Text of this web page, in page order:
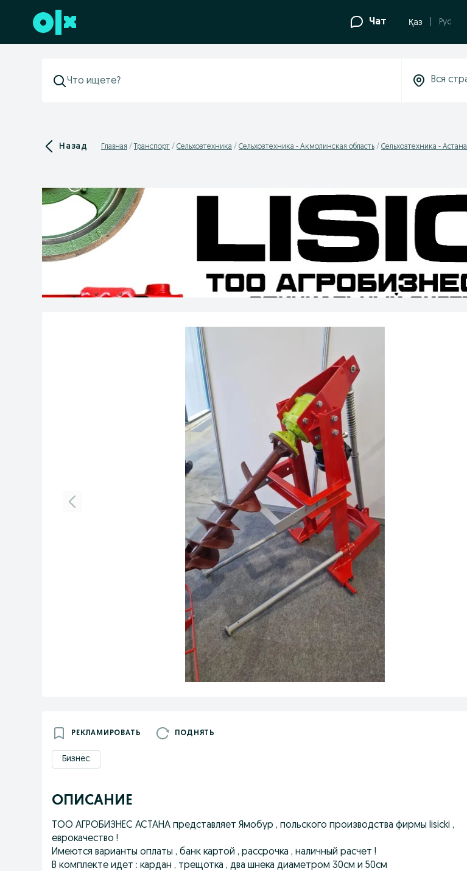
Перейти к нижнему колонтитулу Чат Қаз Рус
Назад Главная Транспорт Сельхозтехника Сельхозтехника - Акмолинская область Сельхозтехника - Астана
РЕКЛАМИРОВАТЬ ПОДНЯТЬ
Бизнес
ОПИСАНИЕ
ТОО АГРОБИЗНЕС АСТАНА представляет Ямобур , польского производства фирмы lisicki ,
еврокачество !
Имеются варианты оплаты , банк картой , рассрочка , наличный расчет !
В комплекте идет : кардан , трещотка , два шнека диаметром 30см и 50см